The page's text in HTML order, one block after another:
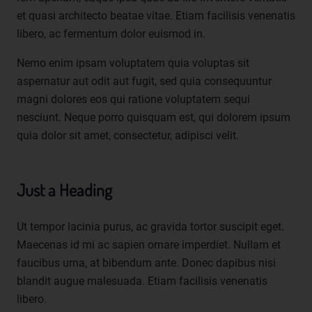
et quasi architecto beatae vitae. Etiam facilisis venenatis
libero, ac fermentum dolor euismod in.
Nemo enim ipsam voluptatem quia voluptas sit
aspernatur aut odit aut fugit, sed quia consequuntur
magni dolores eos qui ratione voluptatem sequi
nesciunt. Neque porro quisquam est, qui dolorem ipsum
quia dolor sit amet, consectetur, adipisci velit.
Just a Heading
Ut tempor lacinia purus, ac gravida tortor suscipit eget.
Maecenas id mi ac sapien ornare imperdiet. Nullam et
faucibus urna, at bibendum ante. Donec dapibus nisi
blandit augue malesuada. Etiam facilisis venenatis
libero.
die Anpassung oder Veränderung, das Auslesen, das
Abfragen, die Verwendung, die Offenlegung durch
Übermittlung, Verbreitung oder eine andere Form der
Einschränkung, das Löschen oder die Vernichtung.
d) Einschränkung der Verarbeitung
Einschränkung der Verarbeitung ist die Markierung
gespeicherter personenbezogener Daten mit dem Ziel,
ihre künftige Verarbeitung einzuschränken.
Profiling ist jede Art der automatisierten Verarbeitung
personenbezogener Daten, die darin besteht, dass diese
bestimmte persönliche Aspekte, die sich auf eine
natürliche Person beziehen, zu bewerten, insbesondere,
um Aspekte bezüglich Arbeitsleistung, wirtschaftlicher
Lage, Gesundheit, persönlicher Vorlieben, Interessen,